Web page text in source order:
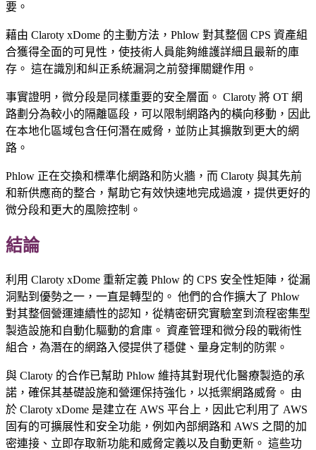
要。
藉由 Claroty xDome 的主動方法，Phlow 對其整個 CPS 資產組
合獲得全面的可見性，使技術人員能夠維護詳細且最新的庫
存。 這在識別和糾正系統漏洞之前發揮關鍵作用。
事實證明，微分段是同樣重要的安全層面。 Claroty 將 OT 網
路劃分為較小的隔離區段，可以限制網路內的橫向移動，因此
在本地化區域包含任何潛在威脅，並防止其擴散到更大的網
路。
Phlow 正在交換和標準化網路和防火牆，而 Claroty 與其先前
和新供應商的整合，幫助它有效快速地完成過渡，提供更好的
微分段和更大的風險控制。
結論
利用 Claroty xDome 重新定義 Phlow 的 CPS 安全性矩陣，從漏
洞點到優勢之一，一直是轉型的。 他們的合作擴大了 Phlow
對其整個營運連續性的認知，從精密研究實驗室到流程密集型
製造設施和自動化驅動的倉庫。 資產管理和微分段的戰術性
組合，為潛在的網路入侵提供了穩健、量身定制的防禦。
與 Claroty 的合作已幫助 Phlow 維持其對現代化醫療製造的承
諾，確保其基礎設施和營運保持強化，以抵禦網路威脅。 由
於 Claroty xDome 是建立在 AWS 平台上，因此它利用了 AWS
固有的可擴展性和安全功能，例如內部網路和 AWS 之間的加
密連接、立即存取新功能和威脅定義以及自動更新。 這些功